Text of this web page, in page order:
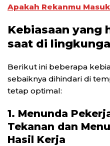
Apakah Rekanmu
Kebiasaan yang
saat di
Berikut ini beberapa
sebaiknya dihindari di
tetap optimal:
1. Menunda
Tekanan dan
Hasil Kerja